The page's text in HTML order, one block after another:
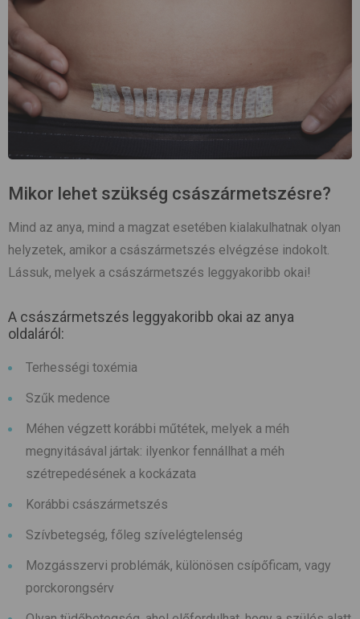
Mikor lehet szükség császármetszésre?
Mind az anya, mind a magzat esetében kialakulhatnak olyan
helyzetek, amikor a császármetszés elvégzése indokolt.
Lássuk, melyek a császármetszés leggyakoribb okai!
A császármetszés leggyakoribb okai az anya
oldaláról:
Terhességi toxémia
Szűk medence
Méhen végzett korábbi műtétek, melyek a méh
megnyitásával jártak: ilyenkor fennállhat a méh
szétrepedésének a kockázata
Korábbi császármetszés
Szívbetegség, főleg szívelégtelenség
Mozgásszervi problémák, különösen csípőficam, vagy
porckorongsérv